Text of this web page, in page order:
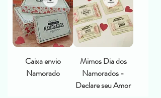
Caixa envio
Namorado
Mimos Dia dos
Namorados -
Declare seu Amor